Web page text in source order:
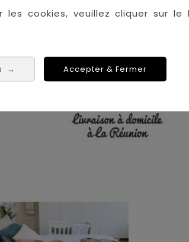
les cookies, veuillez cliquer sur le
→ Accepter & Fermer
Achat